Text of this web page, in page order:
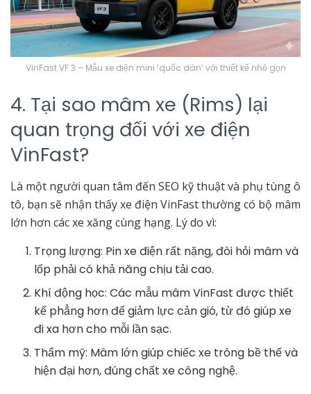
VinFast VF 3 – Mẫu xe điện mini ‘quốc dân’ với thiết kế nhỏ gọn
4. Tại sao mâm xe (Rims) lại
quan trọng đối với xe điện
VinFast?
Là một người quan tâm đến SEO kỹ thuật và phụ tùng ô
tô, bạn sẽ nhận thấy xe điện VinFast thường có bộ mâm
lớn hơn các xe xăng cùng hạng. Lý do vì:
Trọng lượng: Pin xe điện rất nặng, đòi hỏi mâm và
lốp phải có khả năng chịu tải cao.
Khí động học: Các mẫu mâm VinFast được thiết
kế phẳng hơn để giảm lực cản gió, từ đó giúp xe
đi xa hơn cho mỗi lần sạc.
Thẩm mỹ: Mâm lớn giúp chiếc xe trông bề thế và
hiện đại hơn, đúng chất xe công nghệ.